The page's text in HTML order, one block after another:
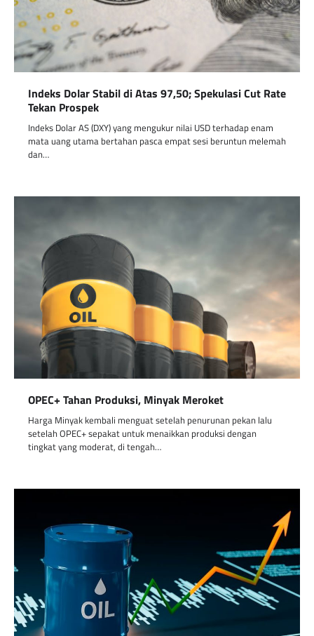
Indeks Dolar Stabil di Atas 97,50; Spekulasi Cut Rate
Tekan Prospek
Indeks Dolar AS (DXY) yang mengukur nilai USD terhadap enam
mata uang utama bertahan pasca empat sesi beruntun melemah
dan…
OPEC+ Tahan Produksi, Minyak Meroket
Harga Minyak kembali menguat setelah penurunan pekan lalu
setelah OPEC+ sepakat untuk menaikkan produksi dengan
tingkat yang moderat, di tengah…